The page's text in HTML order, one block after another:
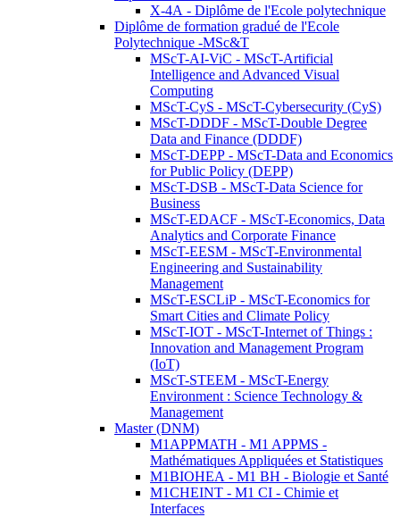
X-4A - Diplôme de l'Ecole polytechnique
Diplôme de formation gradué de l'Ecole
Polytechnique -MSc&T
MScT-AI-ViC - MScT-Artificial
Intelligence and Advanced Visual
Computing
MScT-CyS - MScT-Cybersecurity (CyS)
MScT-DDDF - MScT-Double Degree
Data and Finance (DDDF)
MScT-DEPP - MScT-Data and Economics
for Public Policy (DEPP)
MScT-DSB - MScT-Data Science for
Business
MScT-EDACF - MScT-Economics, Data
Analytics and Corporate Finance
MScT-EESM - MScT-Environmental
Engineering and Sustainability
Management
MScT-ESCLiP - MScT-Economics for
Smart Cities and Climate Policy
MScT-IOT - MScT-Internet of Things :
Innovation and Management Program
(IoT)
MScT-STEEM - MScT-Energy
Environment : Science Technology &
Management
Master (DNM)
M1APPMATH - M1 APPMS -
Mathématiques Appliquées et Statistiques
M1BIOHEA - M1 BH - Biologie et Santé
M1CHEINT - M1 CI - Chimie et
Interfaces